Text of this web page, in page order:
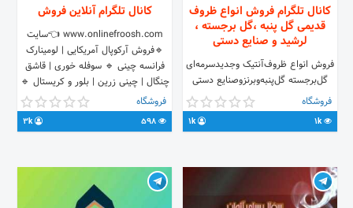
کانال تلگرام فروش انواع ظروف
قدیمی گل پنبه ،گل برجسته ،
لرشید و صنایع دستی
فروش انواع ظروف‌آنتیک وجدیدسرمه‌ای
‌‌‌گل‌برجسته‌‌ گل‌پنبه‌وبرنزوصنایع دستی‌
➖➖➖➖➖➖➖➖➖➖➖➖➖➖
به‌صورت‌نقد‌واقساط 📱۰۹۳۰۳۷۳۶۶۲۷
📱۰۹۰۳۰۳۰۹۷۷۳
instagram.com/golpanbeiye_saye
➖➖➖➖➖➖➖➖➖➖➖➖➖➖
فروشگاه
1k
1k
کانال تلگرام آنلاین فروش
www.onlinefroosh.com 👈سایت
🔹️فروش آرکوپال آمریکایی | لومینارک
فرانسه چینی 🔹️ سوفله خوری | قاشق
چنگال | چینی زرین | بلور و کریستال 🔹️
با بهترین کیفیت و کمترین قیمت 🔹️
تهران و کرج ارسال درب منزل پرداخت
پس از تحویل کالا 🔹️ ارسال به کلیه
فروشگاه
3k